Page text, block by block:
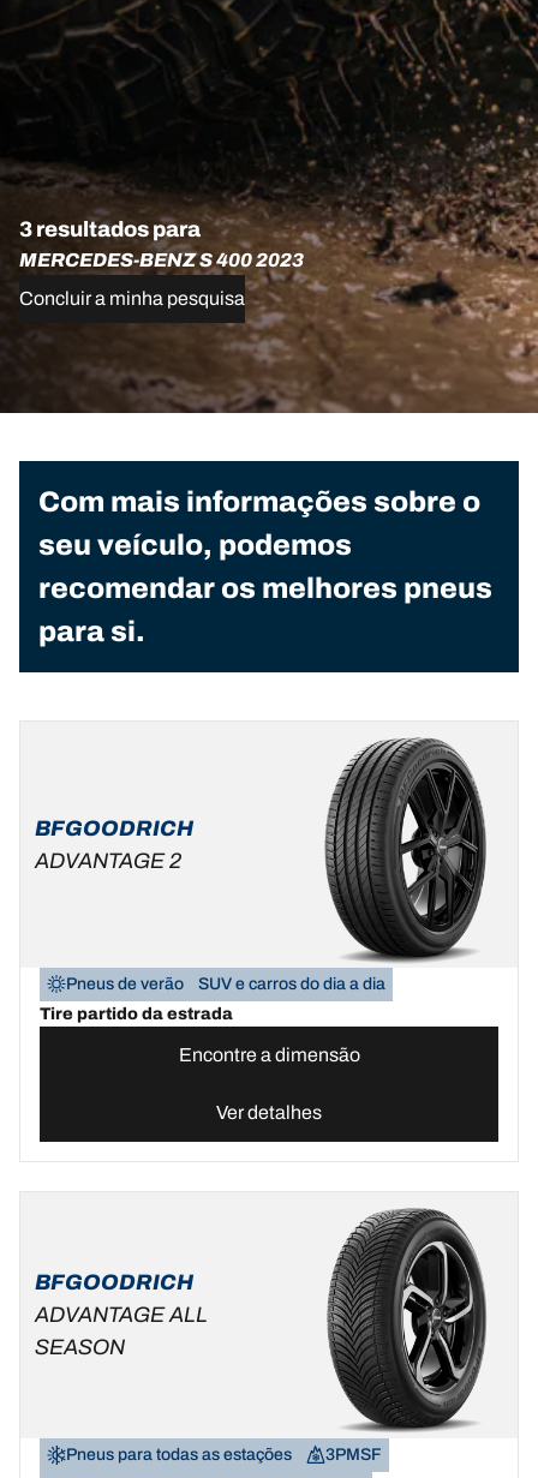
3 resultados para
MERCEDES-BENZ S 400 2023
Concluir a minha pesquisa
Com mais informações sobre o
seu veículo, podemos
recomendar os melhores pneus
para si.
BFGOODRICH
ADVANTAGE 2
Pneus de verão
SUV e carros do dia a dia
Tire partido da estrada
Encontre a dimensão
Ver detalhes
BFGOODRICH
ADVANTAGE ALL
SEASON
Pneus para todas as estações
3PMSF